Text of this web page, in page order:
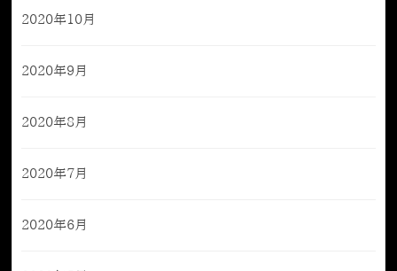
2020年10月
2020年9月
2020年8月
2020年7月
2020年6月